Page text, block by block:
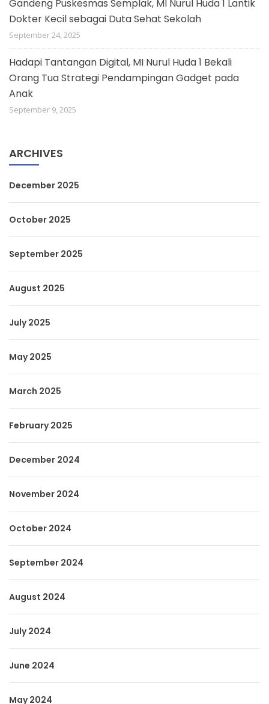
Gandeng Puskesmas Semplak, MI Nurul Huda 1 Lantik
Dokter Kecil sebagai Duta Sehat Sekolah
September 24, 2025
Hadapi Tantangan Digital, MI Nurul Huda 1 Bekali
Orang Tua Strategi Pendampingan Gadget pada
Anak
September 9, 2025
ARCHIVES
December 2025
October 2025
September 2025
August 2025
July 2025
May 2025
March 2025
February 2025
December 2024
November 2024
October 2024
September 2024
August 2024
July 2024
June 2024
May 2024